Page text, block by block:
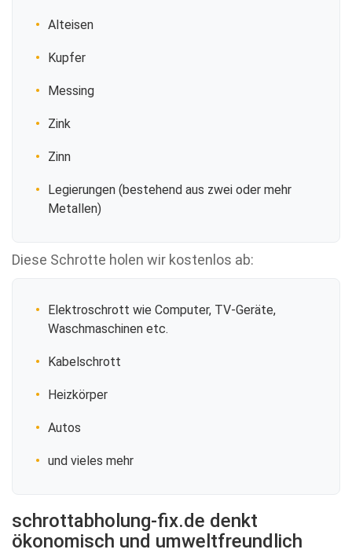
Alteisen
Kupfer
Messing
Zink
Zinn
Legierungen (bestehend aus zwei oder mehr
Metallen)
Diese Schrotte holen wir kostenlos ab:
Elektroschrott wie Computer, TV-Geräte,
Waschmaschinen etc.
Kabelschrott
Heizkörper
Autos
und vieles mehr
schrottabholung-fix.de denkt
ökonomisch und umweltfreundlich